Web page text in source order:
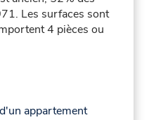
Les surfaces sont
4 pièces ou
appartement